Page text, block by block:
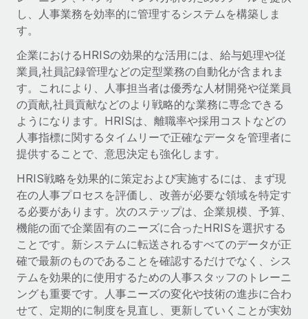
世界中の契約社員をオンボーディングし、管理
複雑な雇用関連業務を外部委託
インフラ
Remote統合
人事機能をワークフローにシームレスに統合する
プラットフォーム
チームのための人事の基本機能を内蔵
接続
新しい
当社のMCPを使用して、あらゆるAIツールをRemoteに接続
統合
基本的なビジネスツールを活用して業務プロセスを効率化す
る
成長の段階
スタートアップ
成長中の企業向けのアジャイルなグローバルHR・給与処理ソ
リューション
ミッドマーケット
カスタマイズされた人事ソリューションでチームを拡大する
大企業向けのグローバルHR
パートナーに登録
戦略的テクノロジーパートナー
グローバルな人事機能を柔軟に自社プラットフォームへ統合
パートナーとして登録
当社とのパートナーシップの可能性を検討する
契約社員の報酬計算ツール
REMOTEで学習
リサーチおよびガイド
活用事例
チェックリストおよびテンプレート
職務内容ライブラリ
ウェビナー
イベント
ニュースルーム
Nederlands
Français
Deutsch
Español
Italiano
Português (Portugal)
日本語
한국어
中文（简体）
ログイン
し、人事業務を効率的に管理するシステムを構築しま
す。
企業におけるHRISの効果的な活用には、給与処理や従
業員,社員記録管理などの定型業務の自動化が含まれま
す。これにより、人事担当者は優秀な人材開発や従業員
の貢献,社員貢献などのより戦略的な業務に専念できる
ようになります。HRISは、離職率や採用コストなどの
人事指標に関するタイムリーで正確なデータを管理者に
提供することで、意思決定も強化します。
HRIS戦略を効果的に策定および実施するには、まず現
在の人事プロセスを評価し、改善が必要な領域を特定す
る必要があります。次のステップは、企業規模、予算、
機能の面で企業固有のニーズに合ったHRISを選択する
ことです。新システムに転送されるすべてのデータが正
確で最新のものであることを確認するだけでなく、シス
テムを効果的に使用するための人事スタッフのトレーニ
ングも重要です。人事ニーズの変化や技術の進歩に合わ
せて、定期的に制度を見直し、更新していくことが実効